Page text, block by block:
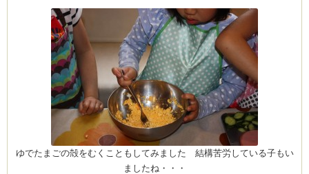
ゆでたまごの殻をむくこともしてみました 結構苦労している子もい
ましたね・・・